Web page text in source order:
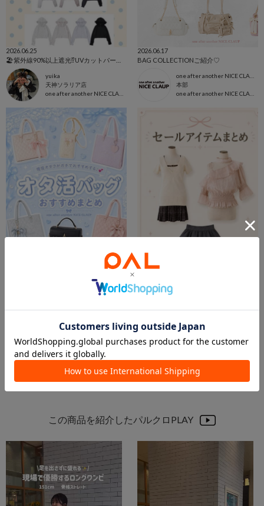
2026.06.25
yuika
天神ソラリア店
2026.06.17
BAG COLLECTIONご紹介♡
本部
one after another NICE CLAUP
2026.06.16
one after another NICE CLAUP
この商品を紹介したパルクロPLAY